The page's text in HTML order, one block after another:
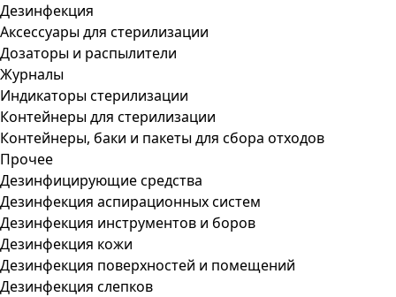
Дезинфекция
Аксессуары для стерилизации
Дозаторы и распылители
Журналы
Индикаторы стерилизации
Контейнеры для стерилизации
Контейнеры, баки и пакеты для сбора отходов
Прочее
Дезинфицирующие средства
Дезинфекция аспирационных систем
Дезинфекция инструментов и боров
Дезинфекция кожи
Дезинфекция поверхностей и помещений
Дезинфекция слепков